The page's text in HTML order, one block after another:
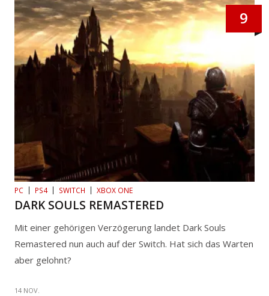
9
PC PS4 SWITCH XBOX ONE
DARK SOULS REMASTERED
Mit einer gehörigen Verzögerung landet Dark Souls
Remastered nun auch auf der Switch. Hat sich das Warten
aber gelohnt?
14 NOV.